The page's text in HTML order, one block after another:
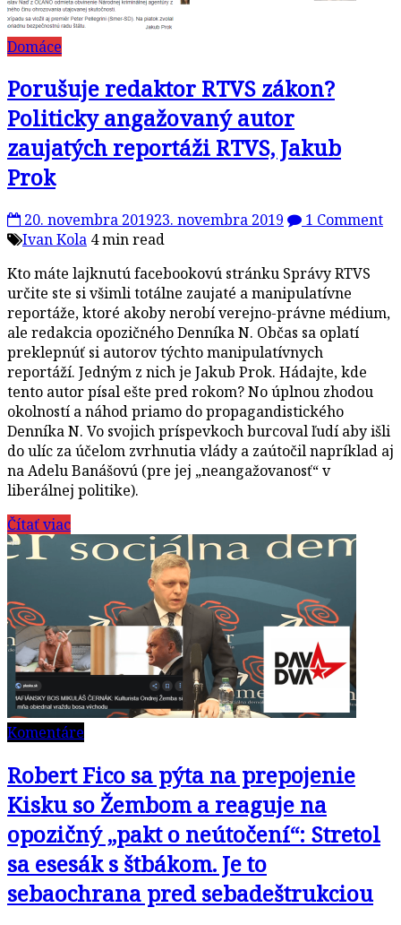
Domáce
Porušuje redaktor RTVS zákon?
Politicky angažovaný autor
zaujatých reportáži RTVS, Jakub
Prok
20. novembra 201923. novembra 2019
1 Comment
Ivan Kola 4 min read
Kto máte lajknutú facebookovú stránku Správy RTVS
určite ste si všimli totálne zaujaté a manipulatívne
reportáže, ktoré akoby nerobí verejno-právne médium,
ale redakcia opozičného Denníka N. Občas sa oplatí
preklepnúť si autorov týchto manipulatívnych
reportáží. Jedným z nich je Jakub Prok. Hádajte, kde
tento autor písal ešte pred rokom? No úplnou zhodou
okolností a náhod priamo do propagandistického
Denníka N. Vo svojich príspevkoch burcoval ľudí aby išli
do ulíc za účelom zvrhnutia vlády a zaútočil napríklad aj
na Adelu Banášovú (pre jej „neangažovanosť“ v
liberálnej politike).
Čítať viac
Komentáre
Robert Fico sa pýta na prepojenie
Kisku so Žembom a reaguje na
opozičný „pakt o neútočení“: Stretol
sa esesák s štbákom. Je to
sebaochrana pred sebadeštrukciou